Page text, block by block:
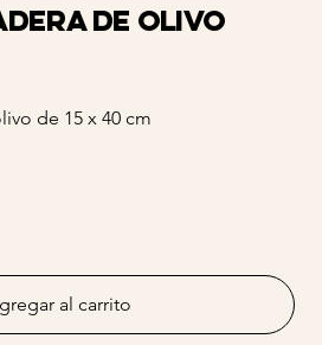
de olivo
de 15 x 40 cm
al carrito